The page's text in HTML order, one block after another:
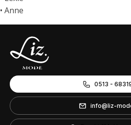
• Anne
0513 -
info@liz-